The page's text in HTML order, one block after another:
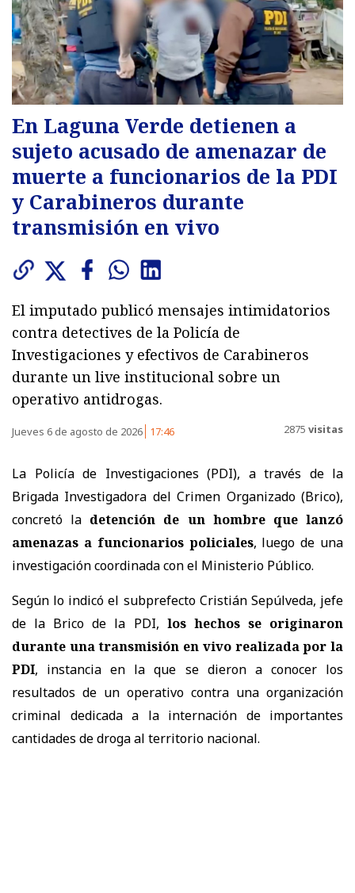
En Laguna Verde detienen a
sujeto acusado de amenazar de
muerte a funcionarios de la PDI
y Carabineros durante
transmisión en vivo
El imputado publicó mensajes intimidatorios
contra detectives de la Policía de
Investigaciones y efectivos de Carabineros
durante un live institucional sobre un
operativo antidrogas.
Jueves 6 de agosto de 2026 17:46 2875 visitas
La Policía de Investigaciones (PDI), a través de la
Brigada Investigadora del Crimen Organizado (Brico),
concretó la detención de un hombre que lanzó
amenazas a funcionarios policiales, luego de una
investigación coordinada con el Ministerio Público.
Según lo indicó el subprefecto Cristián Sepúlveda, jefe
de la Brico de la PDI, los hechos se originaron
durante una transmisión en vivo realizada por la
PDI, instancia en la que se dieron a conocer los
resultados de un operativo contra una organización
criminal dedicada a la internación de importantes
cantidades de droga al territorio nacional.